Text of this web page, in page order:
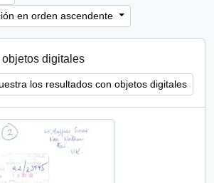
en orden ascendente
digitales
los resultados con objetos digitales